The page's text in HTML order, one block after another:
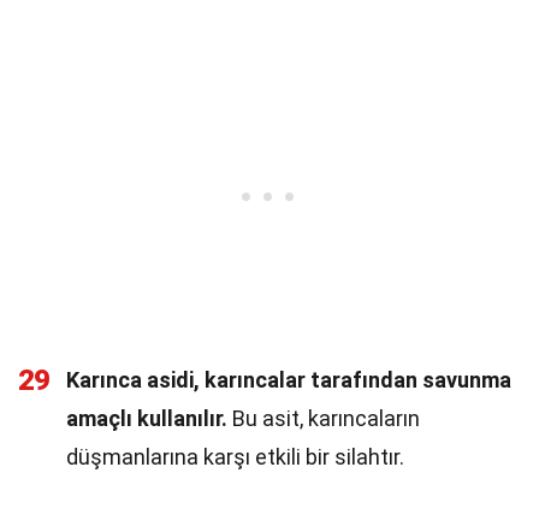
29
Karınca asidi, karıncalar tarafından savunma
amaçlı kullanılır. Bu asit, karıncaların
düşmanlarına karşı etkili bir silahtır.